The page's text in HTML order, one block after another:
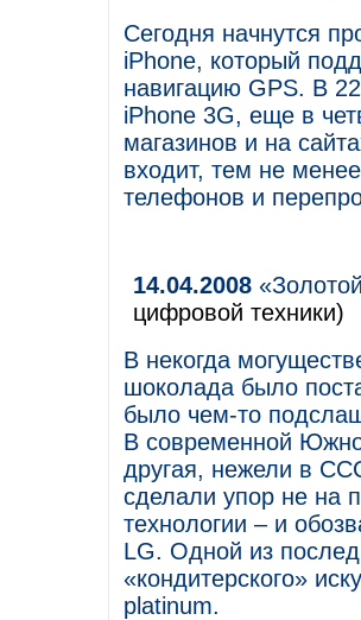
Сегодня начнутся
iPhone, который
навигацию GPS. В
iPhone 3G, еще в
магазинов и на
входит, тем не
телефонов и
14.04.2008
цифровой техники)
В некогда
шоколада было
было чем-то
В современной
другая, нежели в
сделали упор не на
технологии – и
LG. Одной из
«кондитерского»
platinum.